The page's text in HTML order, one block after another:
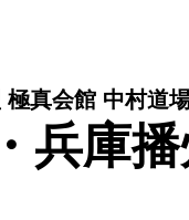
極真会館 中村道
兵庫